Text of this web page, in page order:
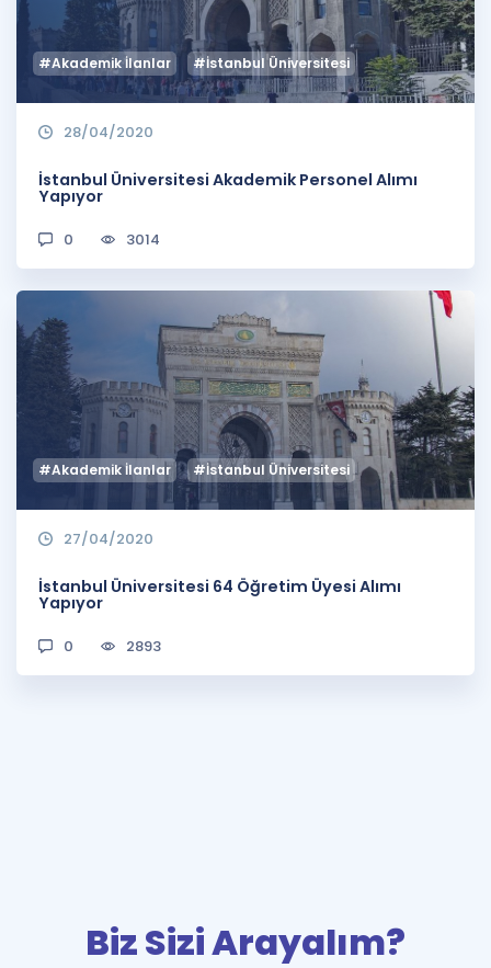
#Akademik İlanlar #İstanbul Üniversitesi
28/04/2020
İstanbul Üniversitesi Akademik Personel Alımı
Yapıyor
0 3014
#Akademik İlanlar #İstanbul Üniversitesi
27/04/2020
İstanbul Üniversitesi 64 Öğretim Üyesi Alımı
Yapıyor
0 2893
Biz Sizi Arayalım?